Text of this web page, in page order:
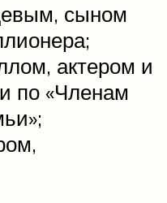
сыном
актером и
по «Членам